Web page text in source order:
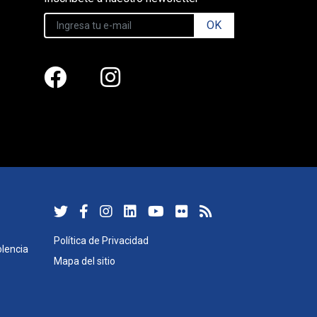
OK
Política de Privacidad
Mapa del sitio